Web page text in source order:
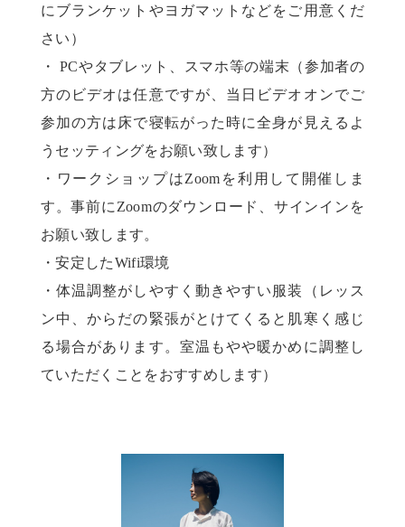
にブランケットやヨガマットなどをご用意くだ
さい）
・ PCやタブレット、スマホ等の端末（参加者の
方のビデオは任意ですが、当日ビデオオンでご
参加の方は床で寝転がった時に全身が見えるよ
うセッティングをお願い致します）
・ワークショップはZoomを利用して開催しま
す。事前にZoomのダウンロード、サインインを
お願い致します。
・安定したWifi環境
・体温調整がしやすく動きやすい服装（レッス
ン中、からだの緊張がとけてくると肌寒く感じ
る場合があります。室温もやや暖かめに調整し
ていただくことをおすすめします）